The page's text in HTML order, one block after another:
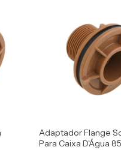
Adaptador Flange
Para Caixa D'Água